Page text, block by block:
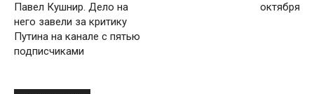
Павел Кушнир. Дело на
него завели за критику
Путина на канале с пятью
подписчиками
октября